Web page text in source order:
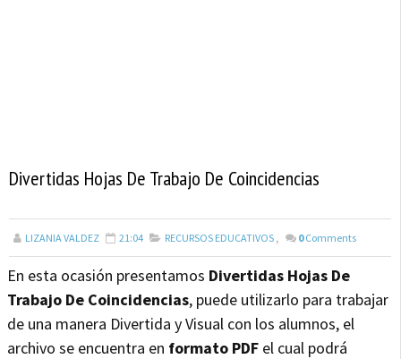
Divertidas Hojas De Trabajo De Coincidencias
LIZANIA VALDEZ 21:04 RECURSOS EDUCATIVOS , 0 Comments
En esta ocasión presentamos Divertidas Hojas De
Trabajo De Coincidencias, puede utilizarlo para trabajar
de una manera Divertida y Visual con los alumnos, el
archivo se encuentra en formato PDF el cual podrá